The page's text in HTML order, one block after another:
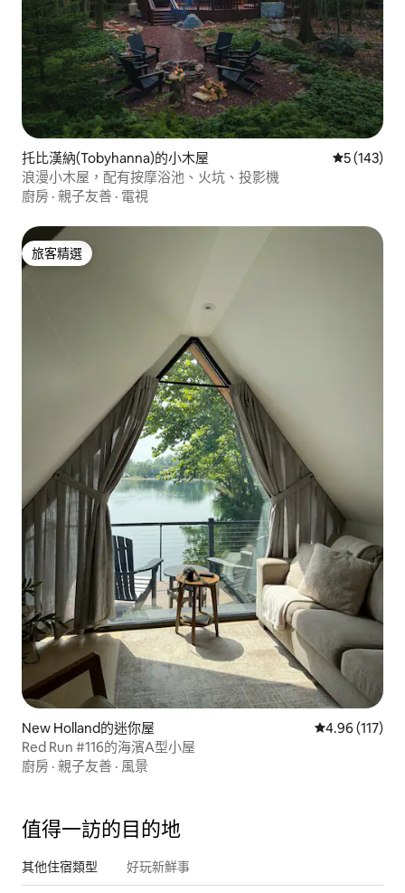
托比漢納(Tobyhanna)的小木屋 從 143 則
5 (143)
浪漫小木屋，配有按摩浴池、火坑、投影機
廚房 · 親子友善 · 電視
旅客精選
旅客精選
New Holland的迷你屋 從 117 則評價
4.96 (117)
Red Run #116的海濱A型小屋
廚房 · 親子友善 · 風景
值得一訪的目的地
其他住宿類型 好玩新鮮事